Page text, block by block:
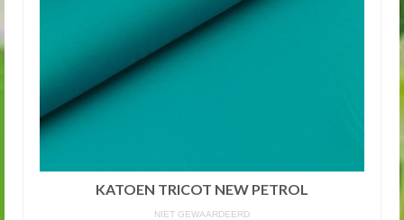
KATOEN TRICOT NEW PETROL
NIET GEWAARDEERD